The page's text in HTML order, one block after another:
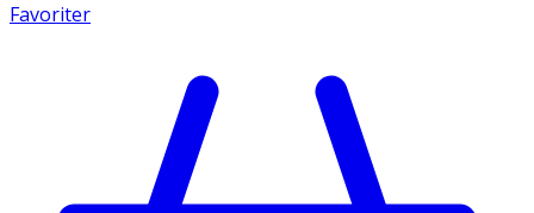
Favoriter